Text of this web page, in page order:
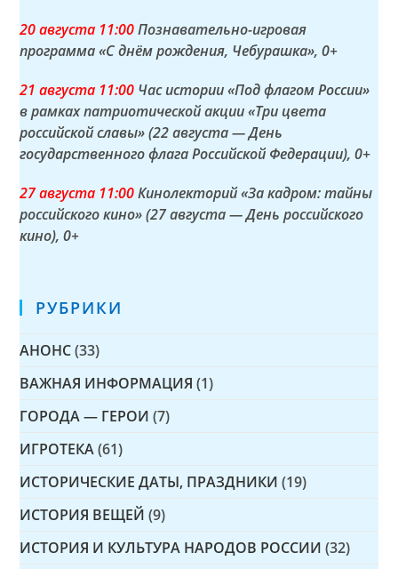
20 августа 11:00Познавательно-игровая
программа «С днём рождения, Чебурашка», 0+
21 августа 11:00 Час истории «Под флагом России»
в рамках патриотической акции «Три цвета
российской славы» (22 августа — День
государственного флага Российской Федерации), 0+
27 августа 11:00Кинолекторий «За кадром: тайны
российского кино» (27 августа — День российского
кино), 0+
РУБРИКИ
АНОНС (33)
ВАЖНАЯ ИНФОРМАЦИЯ (1)
ГОРОДА — ГЕРОИ (7)
ИГРОТЕКА (61)
ИСТОРИЧЕСКИЕ ДАТЫ, ПРАЗДНИКИ (19)
ИСТОРИЯ ВЕЩЕЙ (9)
ИСТОРИЯ И КУЛЬТУРА НАРОДОВ РОССИИ (32)